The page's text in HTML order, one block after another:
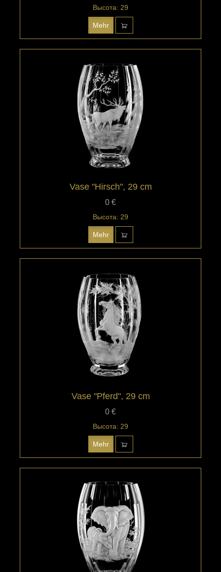
Высота: 29
Mehr
Vase "Hirsch", 29 cm
0 €
Высота: 29
Mehr
Vase "Pferd", 29 cm
0 €
Высота: 29
Mehr